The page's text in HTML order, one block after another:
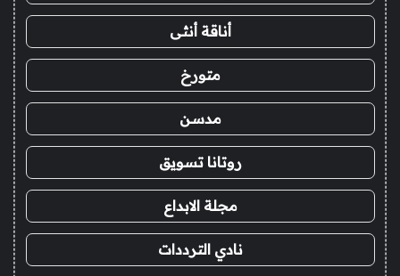
أناقة أنثى
متورخ
مدسن
روتانا تسويق
مجلة الابداع
نادي الترددات